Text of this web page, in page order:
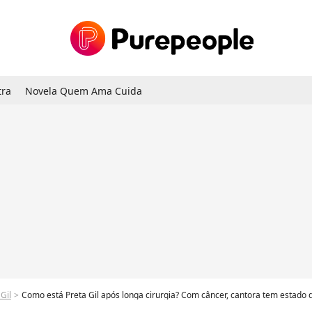
Novela Quem Ama Cuida
Como está Preta Gil após longa cirurgia? Com câncer, cantora tem estado de saúde